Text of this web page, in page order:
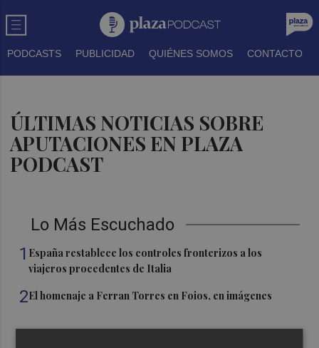
PODCASTS PUBLICIDAD QUIÉNES SOMOS CONTACTO
ÚLTIMAS NOTICIAS SOBRE
APUTACIONES EN PLAZA
PODCAST
Lo Más Escuchado
1 España restablece los controles fronterizos a los
viajeros procedentes de Italia
2El homenaje a Ferran Torres en Foios, en imágenes